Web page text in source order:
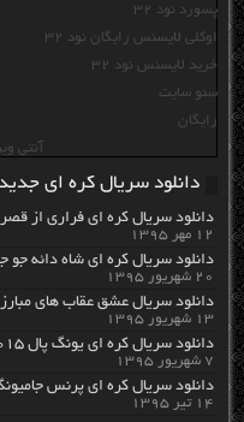
پسورد نود 32
اوکلی لایسنس رایگان نود 32
خرید لایسنس نود 32
سئو سایت
رایگان
آنتی
دانلود سریال کره ای
دانلود سریال کره ای فراری از
۱۲ مهر ۱۳۹۵
دانلود سریال کره ای شاه دائه جو جوان ۲۰۰۷ با لینک
۲۰ شهریور ۱۳۹۵
دانلود سریال عشق عقاب های
۱۳ شهریور ۱۳۹۵
دانلود سریال کره ای یونگ پال ۲۰۱۵ با لینک مستقیم
۷ شهریور ۱۳۹۵
دانلود سریال کره ای پرنس جامیونگ گو
۱۴ تیر ۱۳۹۵